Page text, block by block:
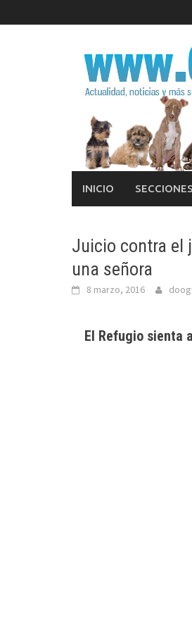
al
INICIO SECCIONES
Juicio contra el
una señora
8 marzo, 2016
El Refugio sienta